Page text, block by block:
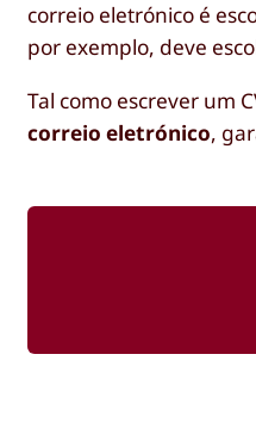
correio eletrónico é
por exemplo, deve
Tal como escrever um
correio eletrónico,